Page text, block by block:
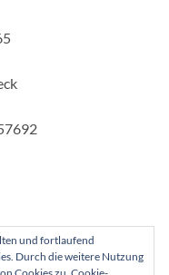
Gladbeck e. V.
und fortlaufend
Durch die weitere Nutzung